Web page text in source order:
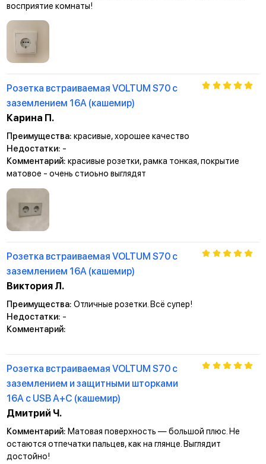
восприятие комнаты!
Розетка встраиваемая VOLTUM S70 с
заземлением 16А (кашемир)
Карина П.
Преимущества: красивые, хорошее качество
Недостатки: -
Комментарий: красивые розетки, рамка тонкая, покрытие
матовое - очень стиоьно выглядят
Розетка встраиваемая VOLTUM S70 с
заземлением 16А (кашемир)
Виктория Л.
Преимущества: Отличные розетки. Всё супер!
Недостатки: -
Комментарий:
Розетка встраиваемая VOLTUM S70 с
заземлением и защитными шторками
16А с USB А+С (кашемир)
Дмитрий Ч.
Комментарий: Матовая поверхность — большой плюс. Не
остаются отпечатки пальцев, как на глянце. Выглядит
достойно!